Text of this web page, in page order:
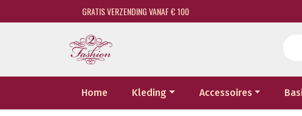
GRATIS VERZENDING VANAF € 100
Home Kleding Accessoires